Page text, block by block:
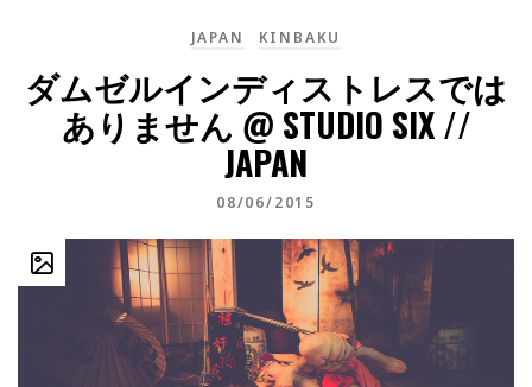
JAPAN KINBAKU
ダムゼルインディストレスでは
ありません @ STUDIO SIX //
JAPAN
08/06/2015